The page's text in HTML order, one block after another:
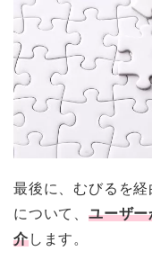
最後に、むびるを
について、 ユーザ
介します。